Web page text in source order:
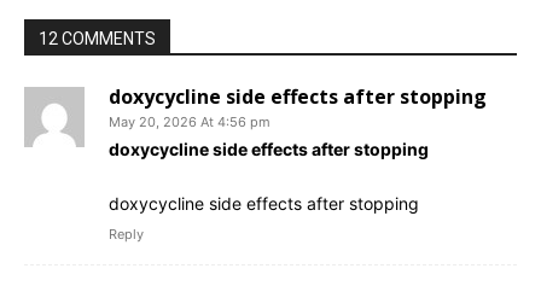
12 COMMENTS
doxycycline side effects after stopping
May 20, 2026 At 4:56 pm
doxycycline side effects after stopping
doxycycline side effects after stopping
Reply